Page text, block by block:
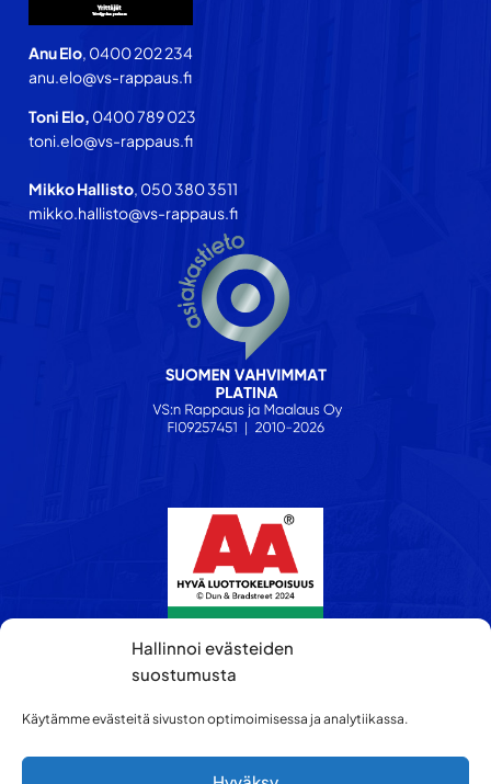
Hallinnoi evästeiden
suostumusta
Käytämme evästeitä sivuston optimoimisessa ja analytiikassa.
Anu Elo, 0400 202 234
anu.elo@vs-rappaus.fi
Toni Elo, 0400 789 023
toni.elo@vs-rappaus.fi
Mikko Hallisto, 050 380 3511
mikko.hallisto@vs-rappaus.fi